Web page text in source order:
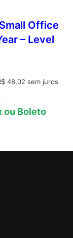
Office
– Level
48,02 sem juros
ou Boleto